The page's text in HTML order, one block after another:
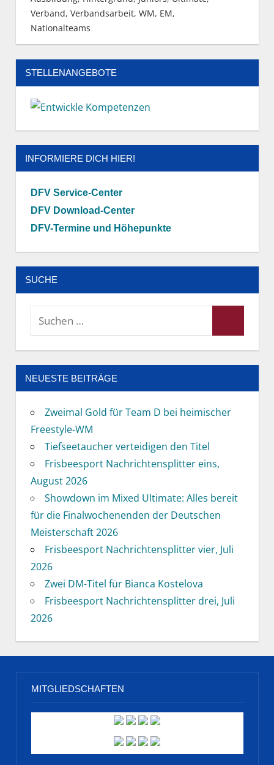
Verband, Verbandsarbeit, WM, EM,
Nationalteams
STELLENANGEBOTE
INFORMIERE DICH HIER!
DFV Service-Center
DFV Download-Center
DFV-Termine und Höhepunkte
SUCHE
Suchen
NEUESTE BEITRÄGE
Zweimal Gold für Team D bei heimischer
Freestyle-WM
Tiefseetaucher verteidigen den Titel
Frisbeesport Nachrichtensplitter eins,
August 2026
Showdown im Mixed Ultimate: Alles bereit
für die Finalwochenenden der Deutschen
Meisterschaft 2026
Frisbeesport Nachrichtensplitter vier, Juli
2026
Zwei DM-Titel für Bianca Kostelova
Frisbeesport Nachrichtensplitter drei, Juli
2026
MITGLIEDSCHAFTEN